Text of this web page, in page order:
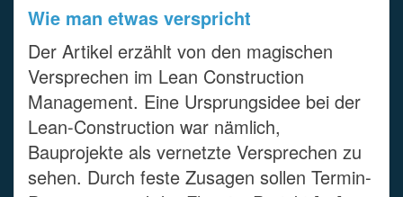
Wie man etwas verspricht
Der Artikel erzählt von den magischen
Versprechen im Lean Construction
Management. Eine Ursprungsidee bei der
Lean-Construction war nämlich,
Bauprojekte als vernetzte Versprechen zu
sehen. Durch feste Zusagen sollen Termin-